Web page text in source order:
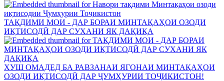
ТАҚДИМИ МОИ - ДАР БОРАИ МИНТАҚАҲОИ ОЗОДИ
ИҚТИСОДӢ ДАР СУХАНИ ЯК ДАҚИҚА
ХУШ ОМАДЕД БА РАВЗАНАИ ЯГОНАИ МИНТАҚАҲОИ
ОЗОДИ ИҚТИСОДӢ ДАР ҶУМҲУРИИ ТОҶИКИСТОН!